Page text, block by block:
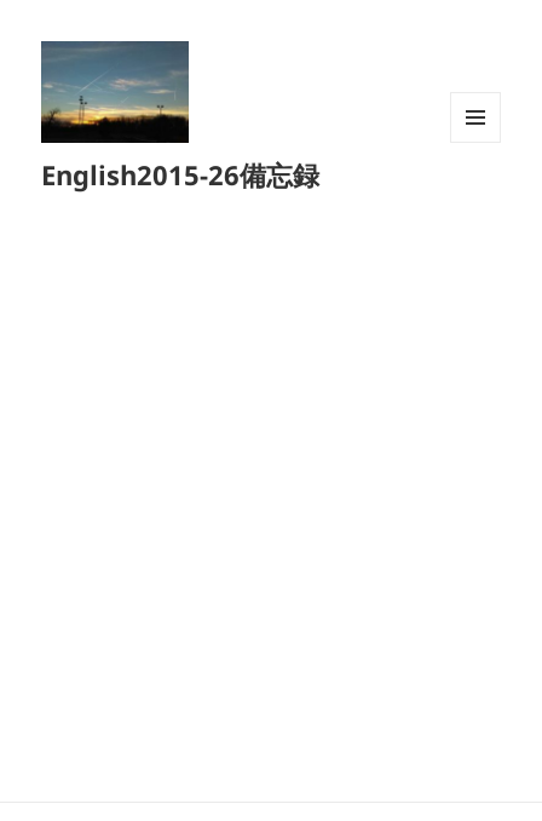
English2015-26備忘録